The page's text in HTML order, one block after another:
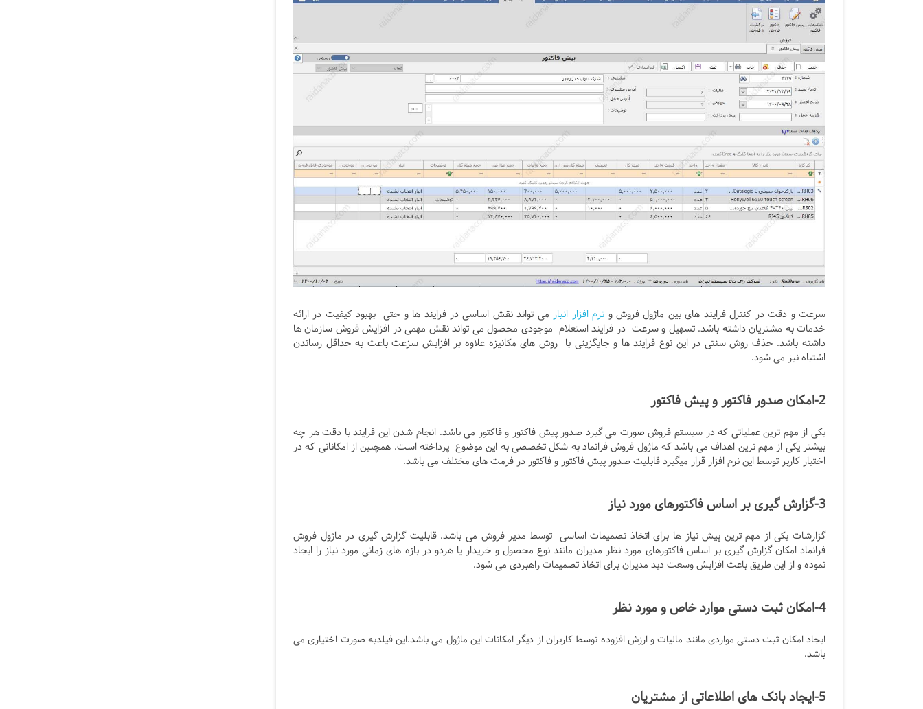
سرعت و دقت در کنترل فرایند های بین ماژول فروش و نرم افزار انبار می تواند نقش اساسی در فرایند ها و حتی بهبود کیفیت در ارائه
خدمات به مشتریان داشته باشد. تسهیل و سرعت در فرایند استعلام موجودی محصول می تواند نقش مهمی در افزایش فروش سازمان ها
داشته باشد. حذف روش سنتی در این نوع فرایند ها و جایگزینی با روش های مکانیزه علاوه بر افزایش سزعت باعث به حداقل رساندن
اشتباه نیز می شود.
2-امکان صدور فاکتور و پیش فاکتور
یکی از مهم ترین عملیاتی که در سیستم فروش صورت می گیرد صدور پیش فاکتور و فاکتور می باشد. انجام شدن این فرایند با دقت هر چه
بیشتر یکی از مهم ترین اهداف می باشد که ماژول فروش فرانماد به شکل تخصصی به این موضوع پرداخته است. همچنین از امکاناتی که در
اختیار کاربر توسط این نرم افزار قرار میگیرد قابلیت صدور پیش فاکتور و فاکتور در فرمت های مختلف می باشد.
3-گزارش گیری بر اساس فاکتورهای مورد نیاز
گزارشات یکی از مهم ترین پیش نیاز ها برای اتخاذ تصمیمات اساسی توسط مدیر فروش می باشد. قابلیت گزارش گیری در ماژول فروش
فرانماد امکان گزارش گیری بر اساس فاکتورهای مورد نظر مدیران مانند نوع محصول و خریدار یا هردو در بازه های زمانی مورد نیاز را ایجاد
نموده و از این طریق باعث افزایش وسعت دید مدیران برای اتخاذ تصمیمات راهبردی می شود.
4-امکان ثبت دستی موارد خاص و مورد نظر
ایجاد امکان ثبت دستی مواردی مانند مالیات و ارزش افزوده توسط کاربران از دیگر امکانات این ماژول می باشد.این فیلدبه صورت اختیاری می
باشد.
5-ایجاد بانک های اطلاعاتی از مشتریان